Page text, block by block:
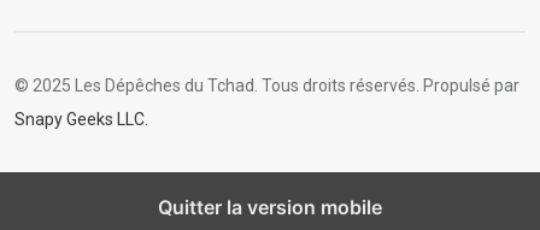
© 2025 Les Dépêches du Tchad. Tous droits réservés. Propulsé par
Snapy Geeks LLC.
Quitter la version mobile